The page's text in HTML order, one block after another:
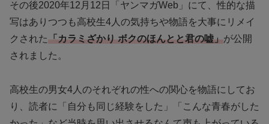
その後2020年12月12日「ヤンマガWeb」にて、性的な描
写はありつつも高校生4人の気持ちや物語を大事にリメイ
クされた
「 カラミざかり ボクのほんとと君の嘘」 が公開
されました。
高校生の男女4人のそれぞれの性への関心を物語にしてお
り、読者に「自分も同じ経験をした」「こんな青春がした